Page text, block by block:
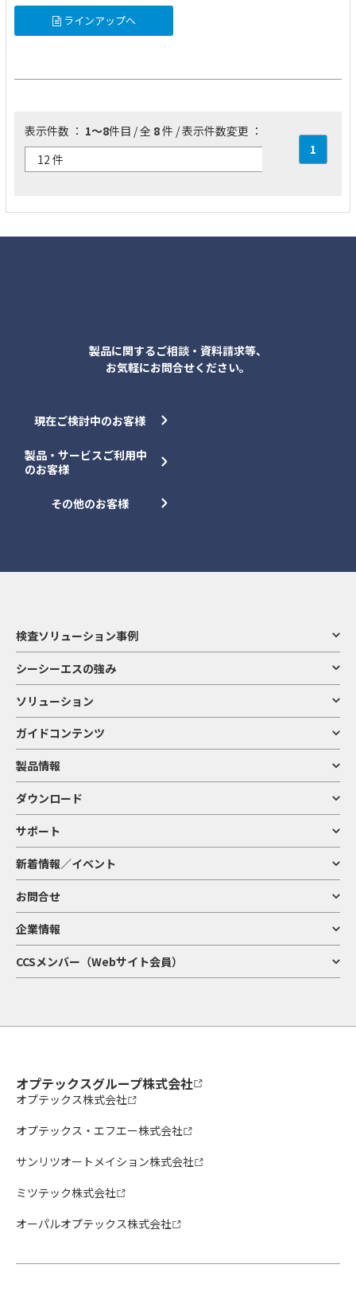
ラインアップへ
表示件数 ： 1～8件目 / 全 8件 / 表示件数変更 ：
1
製品に関するご相談・資料請求等、
お気軽にお問合せください。
現在ご検討中のお客様
製品・サービスご利用中
のお客様
その他のお客様
検査ソリューション事例
シーシーエスの強み
ソリューション
ガイドコンテンツ
製品情報
ダウンロード
サポート
新着情報／イベント
お問合せ
企業情報
CCSメンバー（Webサイト会員）
オプテックスグループ株式会社
オプテックス株式会社
オプテックス・エフエー株式会社
サンリツオートメイション株式会社
ミツテック株式会社
オーパルオプテックス株式会社